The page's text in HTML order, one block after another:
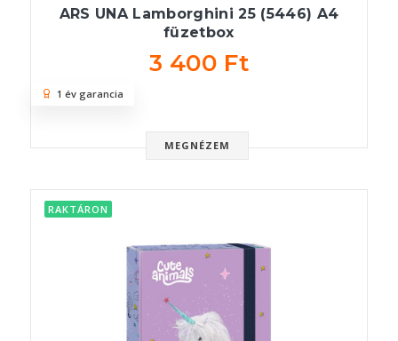
ARS UNA Lamborghini 25 (5446) A4
füzetbox
3 400 Ft
MEGNÉZEM
1 év garancia
RAKTÁRON